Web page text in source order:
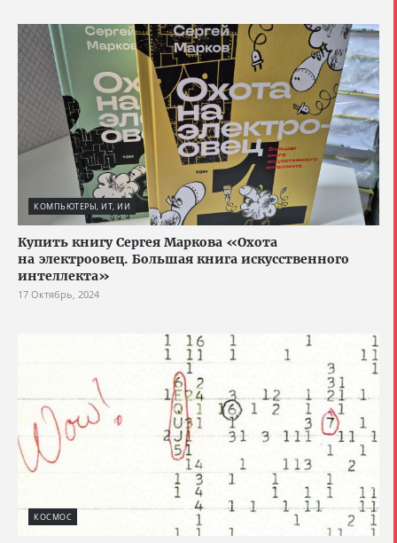
КОМПЬЮТЕРЫ, ИТ, ИИ
Купить книгу Сергея Маркова «Охота
на электроовец. Большая книга искусственного
интеллекта»
17 Октябрь, 2024
КОСМОС